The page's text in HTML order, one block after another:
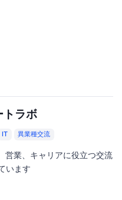
トラボ
IT 異業種交流
営業、キャリアに役立つ交流
います